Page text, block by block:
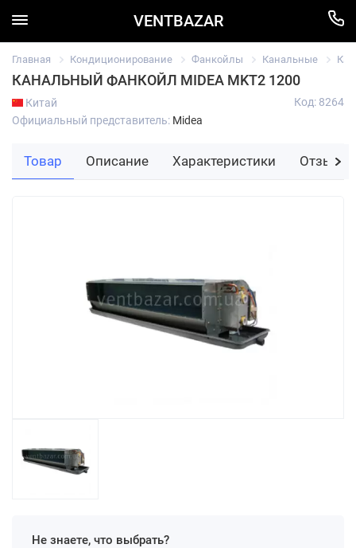
VENTBAZAR
Главная Кондиционирование Фанкойлы Канальные
КАНАЛЬНЫЙ ФАНКОЙЛ MIDEA MKT2 1200
Китай
Официальный представитель: Midea
Код: 8264
Не знаете, что выбрать?
Товар Описание Характеристики Отзывы